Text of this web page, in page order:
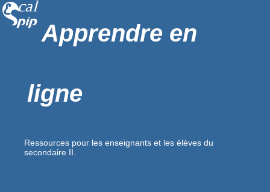
Apprendre en
ligne
Ressources pour les enseignants et les élèves du
secondaire II.